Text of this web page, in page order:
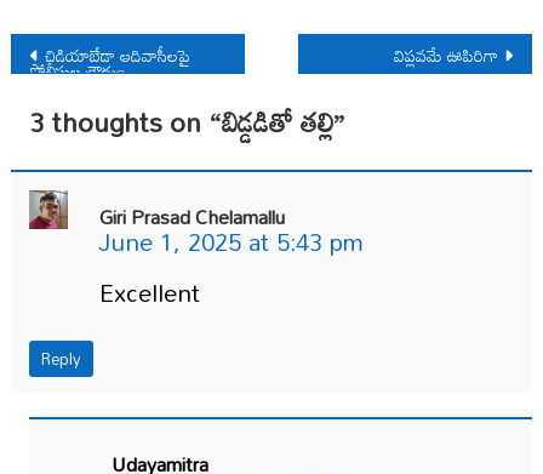
Post
navigation
చిడియాబేడా ఆదివాసీలపై
పోలీసుల క్రౌర్యం విప్లవమే ఊపిరిగా
3 thoughts on “బిడ్డడితో తల్లి”
Giri Prasad Chelamallu
June 1, 2025 at 5:43 pm
Excellent
Reply
Udayamitra